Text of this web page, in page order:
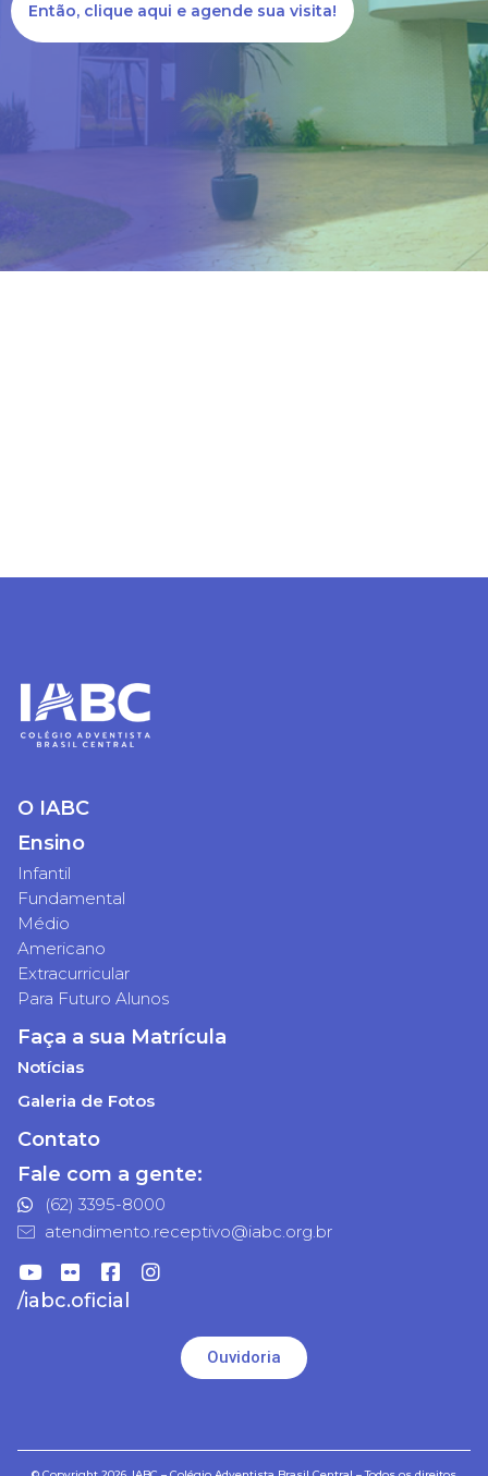
Então, clique aqui e agende sua visita!
O IABC
Ensino
Infantil
Fundamental
Médio
Americano
Extracurricular
Para Futuro Alunos
Faça a sua Matrícula
Notícias
Galeria de Fotos
Contato
Fale com a gente:
(62) 3395-8000
atendimento.receptivo@iabc.org.br
/iabc.oficial
Ouvidoria